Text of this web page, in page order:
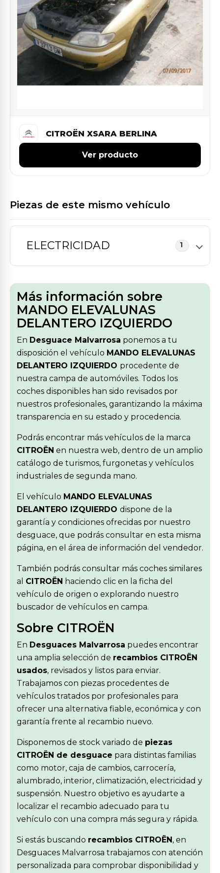
CITROËN XSARA BERLINA
Ver producto
Piezas de este mismo vehículo
ELECTRICIDAD 1
Más información sobre
MANDO ELEVALUNAS
DELANTERO IZQUIERDO
En Desguace Malvarrosa ponemos a tu
disposición el vehículo MANDO ELEVALUNAS
DELANTERO IZQUIERDO procedente de
nuestra campa de automóviles. Todos los
coches disponibles han sido revisados por
nuestros profesionales, garantizando la máxima
transparencia en su estado y procedencia.
Podrás encontrar más vehículos de la marca
CITROËN en nuestra web, dentro de un amplio
catálogo de turismos, furgonetas y vehículos
industriales de segunda mano.
El vehículo MANDO ELEVALUNAS
DELANTERO IZQUIERDO dispone de la
garantía y condiciones ofrecidas por nuestro
desguace, que podrás consultar en esta misma
página, en el área de información del vendedor.
También podrás consultar más coches similares
al CITROËN haciendo clic en la ficha del
vehículo de origen o explorando nuestro
buscador de vehículos en campa.
Sobre CITROËN
En Desguaces Malvarrosa puedes encontrar
una amplia selección de recambios CITROËN
usados, revisados y listos para enviar.
Trabajamos con piezas procedentes de
vehículos tratados por profesionales para
ofrecer una alternativa fiable, económica y con
garantía frente al recambio nuevo.
Disponemos de stock variado de piezas
CITROËN de desguace para distintas familias
como motor, caja de cambios, carrocería,
alumbrado, interior, climatización, electricidad y
suspensión. Nuestro objetivo es ayudarte a
localizar el recambio adecuado para tu
vehículo con una compra más segura y rápida.
Si estás buscando recambios CITROËN, en
Desguaces Malvarrosa trabajamos con atención
personalizada para comprobar disponibilidad y